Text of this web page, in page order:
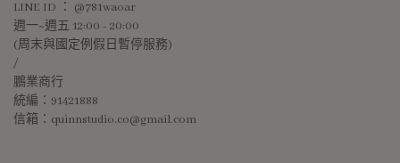
LINE ID ： @781waoar
週一~週五 12:00 - 20:00
(周末與國定例假日暫停服務)
/
鵬業商行
統編：91421888
信箱：quinnstudio.co@gmail.com